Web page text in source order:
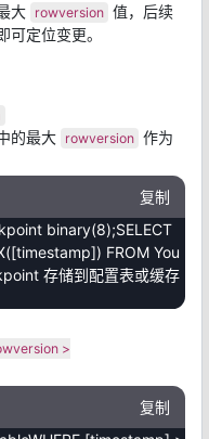
大
rowversion 值，后续
可定位变更。
的最大 rowversion 作为
复制
binary(8);SELECT
FROM You
存储到配置表或缓存
>
复制